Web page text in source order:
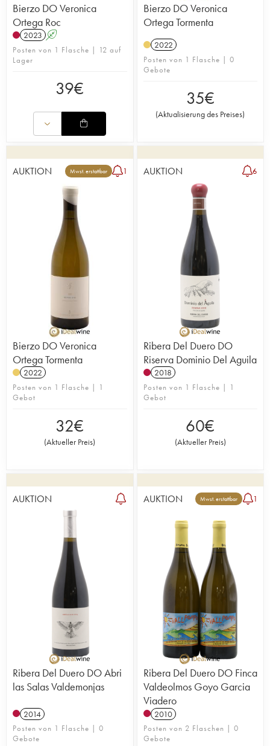
Bierzo DO Veronica
Ortega Roc
2023 A
Posten von 1 Flasche | 12 auf
Lager
39€
Bierzo DO Veronica
Ortega Tormenta
2022
Posten von 1 Flasche | 0
Gebote
35€
(Aktualisierung des Preises)
AUKTION Mwst. erstattbar 1
Bierzo DO Veronica
Ortega Tormenta
2022
Posten von 1 Flasche | 1
Gebot
32€
(Aktueller Preis)
AUKTION 6
Ribera Del Duero DO
Riserva Dominio Del Aguila
2018
Posten von 1 Flasche | 1
Gebot
60€
(Aktueller Preis)
AUKTION
Ribera Del Duero DO Abri
las Salas Valdemonjas
2014
Posten von 1 Flasche | 0
Gebote
AUKTION Mwst. erstattbar 1
Ribera Del Duero DO Finca
Valdeolmos Goyo Garcia
Viadero
2010
Posten von 2 Flaschen | 0
Gebote